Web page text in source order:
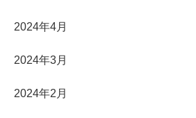
2024年4月
2024年3月
2024年2月